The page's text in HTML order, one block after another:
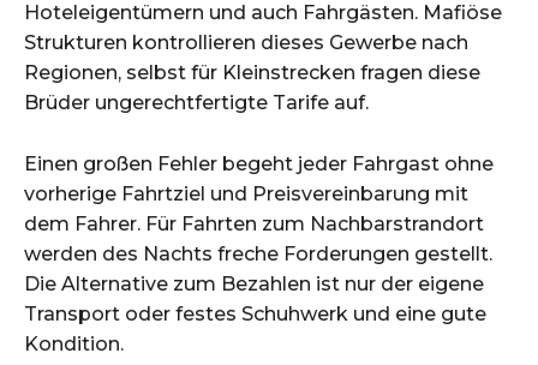
Hoteleigentümern und auch Fahrgästen. Mafiöse
Strukturen kontrollieren dieses Gewerbe nach
Regionen, selbst für Kleinstrecken fragen diese
Brüder ungerechtfertigte Tarife auf.
Einen großen Fehler begeht jeder Fahrgast ohne
vorherige Fahrtziel und Preisvereinbarung mit
dem Fahrer. Für Fahrten zum Nachbarstrandort
werden des Nachts freche Forderungen gestellt.
Die Alternative zum Bezahlen ist nur der eigene
Transport oder festes Schuhwerk und eine gute
Kondition.